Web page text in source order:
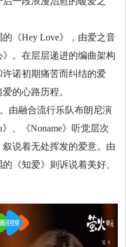
《Hey Love》，由爱之音
。在层层递进的编曲架构
诺初期痛苦而纠结的爱
的心路历程。
由融合流行乐队布朗尼演
、《Noname》听觉层次
说着无处挥发的爱意。由
《知爱》则诉说着美好、